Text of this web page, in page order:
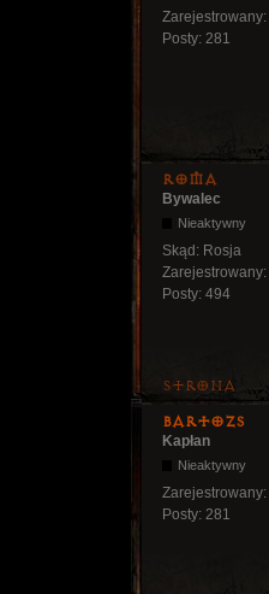
Zarejestrowany:
Posty: 281
Roma
Bywalec
Nieaktywny
Skąd: Rosja
Zarejestrowany:
Posty: 494
Strona
bartozs
Kapłan
Nieaktywny
Zarejestrowany:
Posty: 281